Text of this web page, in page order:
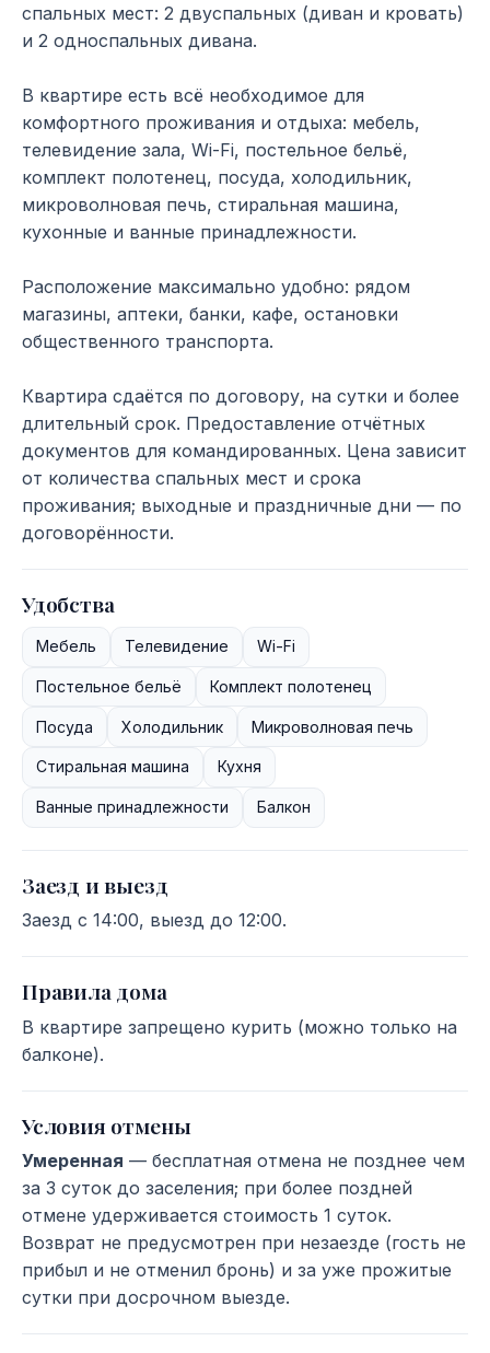
спальных мест: 2 двуспальных (диван и кровать)
и 2 односпальных дивана.
В квартире есть всё необходимое для
комфортного проживания и отдыха: мебель,
телевидение зала, Wi-Fi, постельное бельё,
комплект полотенец, посуда, холодильник,
микроволновая печь, стиральная машина,
кухонные и ванные принадлежности.
Расположение максимально удобно: рядом
магазины, аптеки, банки, кафе, остановки
общественного транспорта.
Квартира сдаётся по договору, на сутки и более
длительный срок. Предоставление отчётных
документов для командированных. Цена зависит
от количества спальных мест и срока
проживания; выходные и праздничные дни — по
договорённости.
Удобства
Мебель Телевидение Wi-Fi
Постельное бельё Комплект полотенец
Посуда Холодильник Микроволновая печь
Стиральная машина Кухня
Ванные принадлежности Балкон
Заезд и выезд
Заезд с 14:00, выезд до 12:00.
Правила дома
В квартире запрещено курить (можно только на
балконе).
Условия отмены
Умеренная — бесплатная отмена не позднее чем
за 3 суток до заселения; при более поздней
отмене удерживается стоимость 1 суток.
Возврат не предусмотрен при незаезде (гость не
прибыл и не отменил бронь) и за уже прожитые
сутки при досрочном выезде.